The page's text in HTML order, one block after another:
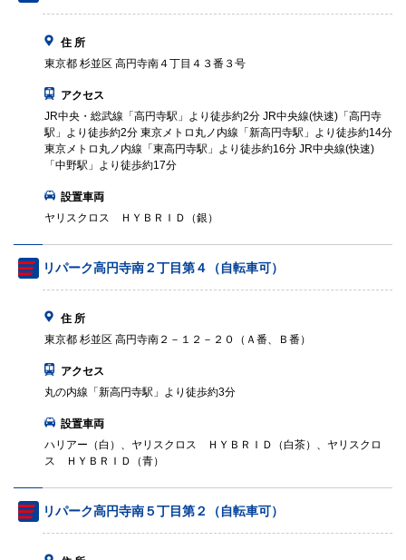
住 所
東京都 杉並区 高円寺南４丁目４３番３号
アクセス
JR中央・総武線「高円寺駅」より徒歩約2分 JR中央線(快速)「高円寺
駅」より徒歩約2分 東京メトロ丸ノ内線「新高円寺駅」より徒歩約14分
東京メトロ丸ノ内線「東高円寺駅」より徒歩約16分 JR中央線(快速)
「中野駅」より徒歩約17分
設置車両
ヤリスクロス ＨＹＢＲＩＤ（銀）
リパーク高円寺南２丁目第４（自転車可）
住 所
東京都 杉並区 高円寺南２－１２－２０（Ａ番、Ｂ番）
アクセス
丸の内線「新高円寺駅」より徒歩約3分
設置車両
ハリアー（白）、ヤリスクロス ＨＹＢＲＩＤ（白茶）、ヤリスクロ
ス ＨＹＢＲＩＤ（青）
リパーク高円寺南５丁目第２（自転車可）